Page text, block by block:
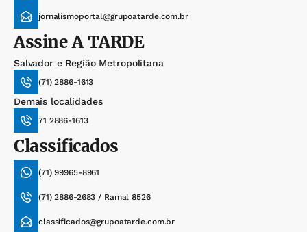
jornalismoportal@grupoatarde.com.br
AssineA TARDE
Salvador e Região Metropolitana
(71) 2886-1613
Demais localidades
71 2886-1613
Classificados
(71) 99965-8961
(71) 2886-2683 / Ramal 8526
classificados@grupoatarde.com.br